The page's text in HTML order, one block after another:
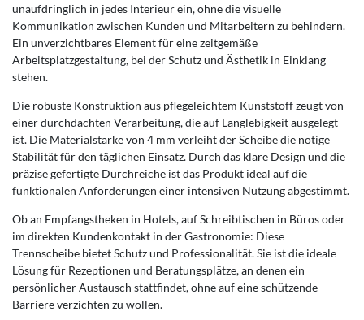
unaufdringlich in jedes Interieur ein, ohne die visuelle
Kommunikation zwischen Kunden und Mitarbeitern zu behindern.
Ein unverzichtbares Element für eine zeitgemäße
Arbeitsplatzgestaltung, bei der Schutz und Ästhetik in Einklang
stehen.
Die robuste Konstruktion aus pflegeleichtem Kunststoff zeugt von
einer durchdachten Verarbeitung, die auf Langlebigkeit ausgelegt
ist. Die Materialstärke von 4 mm verleiht der Scheibe die nötige
Stabilität für den täglichen Einsatz. Durch das klare Design und die
präzise gefertigte Durchreiche ist das Produkt ideal auf die
funktionalen Anforderungen einer intensiven Nutzung abgestimmt.
Ob an Empfangstheken in Hotels, auf Schreibtischen in Büros oder
im direkten Kundenkontakt in der Gastronomie: Diese
Trennscheibe bietet Schutz und Professionalität. Sie ist die ideale
Lösung für Rezeptionen und Beratungsplätze, an denen ein
persönlicher Austausch stattfindet, ohne auf eine schützende
Barriere verzichten zu wollen.